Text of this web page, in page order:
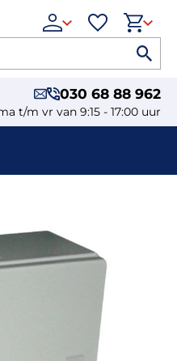
030 68 88 962
t/m vr van 9:15 - 17:00 uur